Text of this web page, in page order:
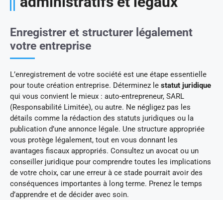
Enregistrer et structurer légalement
votre entreprise
L’enregistrement de votre société est une étape essentielle
pour toute création entreprise. Déterminez le statut juridique
qui vous convient le mieux : auto-entrepreneur, SARL
(Responsabilité Limitée), ou autre. Ne négligez pas les
détails comme la rédaction des statuts juridiques ou la
publication d’une annonce légale. Une structure appropriée
vous protège légalement, tout en vous donnant les
avantages fiscaux appropriés. Consultez un avocat ou un
conseiller juridique pour comprendre toutes les implications
de votre choix, car une erreur à ce stade pourrait avoir des
conséquences importantes à long terme. Prenez le temps
d’apprendre et de décider avec soin.